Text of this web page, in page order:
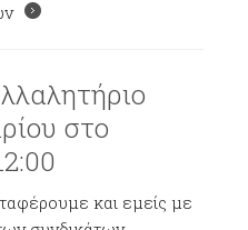
στο
και εμείς με